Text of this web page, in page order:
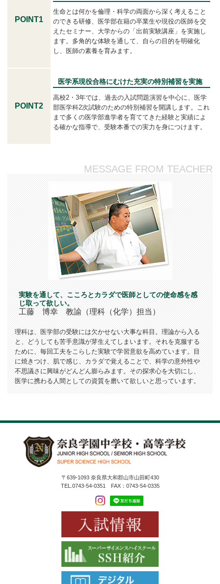
POINT1
生命とは何かを倫理・科学の両面から深く考えること
のできる研修、医学部在籍の卒業生や現役の医師を交
えたセミナー、大学からの「出前実験講座」を実施し
ます。多角的な体験を通して、自らの目的を明確化
し、医師の素養を育みます。
POINT2
医学系現役合格にむけた充実の特別補習を実施
高校2・3年では、過去の入試問題演習を中心に、医学
部医学科2次試験のための特別補習を開講します。これ
まで多くの医学部進学者を育ててきた経験と実績によ
る確かな指導で、受験本番での実力を身につけます。
MESSAGE FROM TEACHER
実験を通して、こころとカラダで医師としての使命感を感
じ取って欲しい。
工藤 博幸 教諭（理科（化学）担当）
理科は、医学部の受験には欠かせない大事な科目。理論から入る
と、どうしても苦手意識が芽生えてしまいます。それを克服する
ために、毎回工夫をこらした実験で学習意欲を高めています。目
に焼きつけ、肌で感じ、カラダで覚えることで、科学の意外性や
不思議さに興味がどんどん膨らみます。その探求心を大切にし、
医学に携わる人間としての資質を磨いて欲しいと思っています。
〒639-1093 奈良県大和郡山市山田町430
TEL.0743-54-0351 FAX：0743-54-0335